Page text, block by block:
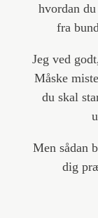
hvordan
fra
Jeg ved
Måske
du skal
Men sådan
dig